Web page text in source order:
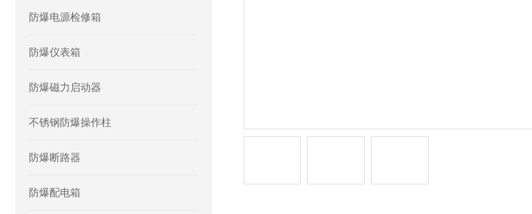
防爆电源检修箱
防爆仪表箱
防爆磁力启动器
不锈钢防爆操作柱
防爆断路器
防爆配电箱